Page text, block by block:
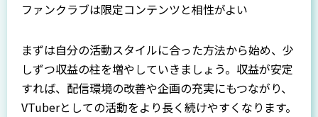
ファンクラブは限定コンテンツと相性がよい
まずは自分の活動スタイルに合った方法から始め、少
しずつ収益の柱を増やしていきましょう。収益が安定
すれば、配信環境の改善や企画の充実にもつながり、
VTuberとしての活動をより長く続けやすくなります。